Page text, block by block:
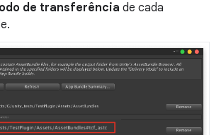
de transferência de cada